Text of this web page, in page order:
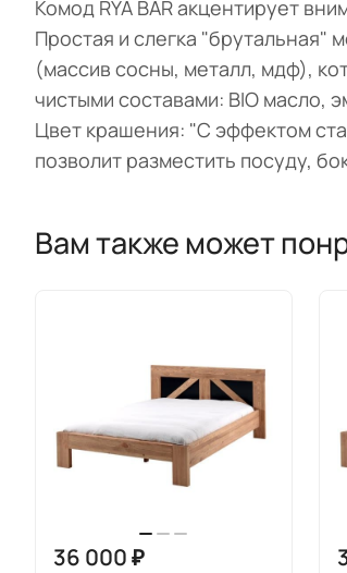
Комод RYA BAR акцентирует
Простая и слегка "брутальная"
(массив сосны, металл, мдф),
чистыми составами: BIO масло,
Цвет крашения: "С эффектом
позволит разместить посуду,
Вам также может
36 000 ₽